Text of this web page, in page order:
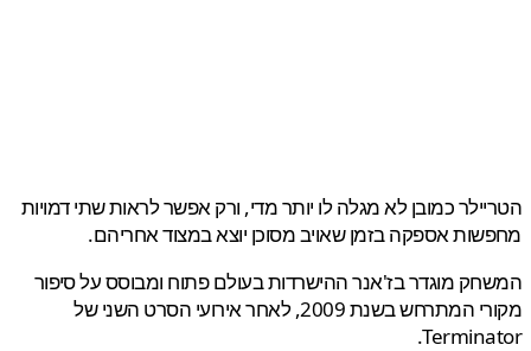
כמובן לא מגלה לו יותר מדי, ורק אפשר לראות שתי דמויות
אספקה בזמן שאויב מסוכן יוצא במצוד אחריהם.
מוגדר בז'אנר ההישרדות בעולם פתוח ומבוסס על סיפור
מקורי המתרחש בשנת 2009, לאחר אירועי הסרט השני של